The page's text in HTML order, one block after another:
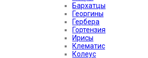
Бархатцы
Георгины
Гербера
Гортензия
Ирисы
Клематис
Колеус